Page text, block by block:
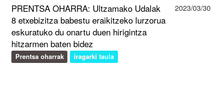
PRENTSA OHARRA: Ultzamako Udalak
8 etxebizitza babestu eraikitzeko lurzorua
eskuratuko du onartu duen hirigintza
hitzarmen baten bidez
Prentsa oharrak iragarki taula
2023/03/30